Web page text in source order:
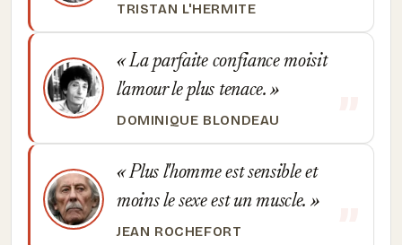
TRISTAN L'HERMITE
La parfaite confiance moisit
l'amour le plus tenace.
DOMINIQUE BLONDEAU
Plus l'homme est sensible et
moins le sexe est un muscle.
JEAN ROCHEFORT